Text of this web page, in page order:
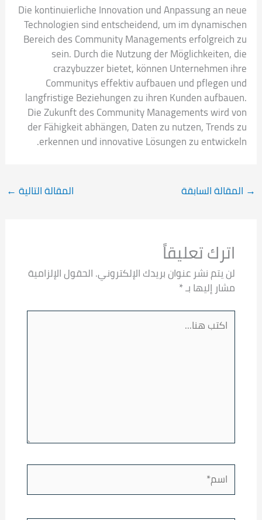
Die kontinuierliche Innovation und Anpassung an neue
Technologien sind entscheidend, um im dynamischen
Bereich des Community Managements erfolgreich zu
sein. Durch die Nutzung der Möglichkeiten, die
crazybuzzer bietet, können Unternehmen ihre
Communitys effektiv aufbauen und pflegen und
langfristige Beziehungen zu ihren Kunden aufbauen.
Die Zukunft des Community Managements wird von
der Fähigkeit abhängen, Daten zu nutzen, Trends zu
erkennen und innovative Lösungen zu entwickeln.
→ المقالة السابقة المقالة التالية ←
اترك تعليقاً
لن يتم نشر عنوان بريدك الإلكتروني.الحقول الإلزامية
مشار إليها بـ*
اكتب
هنا...
اسم*